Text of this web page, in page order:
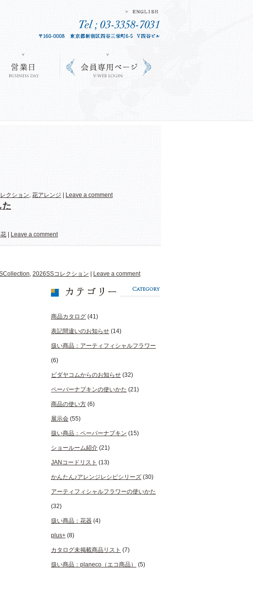
クション, 花アレンジ Leave a comment
Leave a comment
, 2026SSコレクション
Leave a comment
商品カタログ (41)
表記間違いのお知らせ (14)
扱い商品：アーティフィシャルフラワー
(6)
ビダヤコムからのお知らせ (32)
ペーパーナプキンの使いかた (21)
商品の使い方 (6)
展示会 (55)
扱い商品：ペーパーナプキン (15)
ショールーム紹介 (21)
JANコードリスト (13)
かんたん♪アレンジレシピシリーズ (30)
アーティフィシャルフラワーの使いかた
(32)
扱い商品：花器 (4)
plus+ (8)
カタログ未掲載商品リスト (7)
扱い商品：planeco（エコ商品） (5)